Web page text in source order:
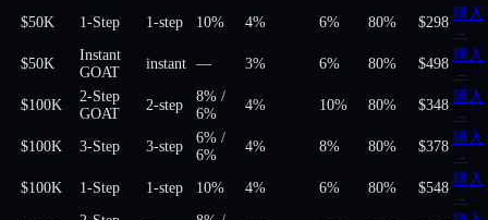
$50K
1-Step 1-step 10% 4% 6% 80% $298
購入
→
$50K
Instant
GOAT
instant — 3% 6% 80% $498
購入
→
$100K
2-Step
GOAT
2-step
8% /
6%
4% 10% 80% $348
購入
→
$100K
3-Step 3-step
6% /
6%
4% 8% 80% $378
購入
→
$100K
1-Step 1-step 10% 4% 6% 80% $548
購入
→